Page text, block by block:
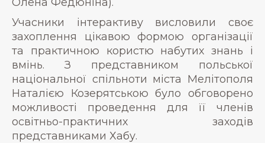
Учасники інтерактиву висловили своє
захоплення цікавою формою організації
та практичною користю набутих знань і
вмінь. З представником польської
національної спільноти міста Мелітополя
Наталією Козерятською було обговорено
можливості проведення для її членів
освітньо-практичних заходів
представниками Хабу.